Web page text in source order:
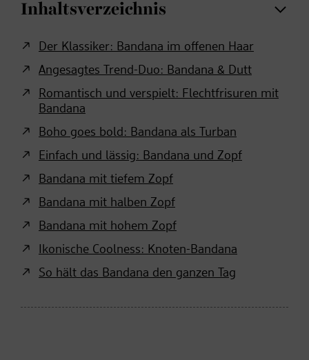
Inhaltsverzeichnis
Der Klassiker: Bandana im offenen Haar
Angesagtes Trend-Duo: Bandana & Dutt
Romantisch und verspielt: Flechtfrisuren mit
Bandana
Boho goes bold: Bandana als Turban
Einfach und lässig: Bandana und Zopf
Bandana mit tiefem Zopf
Bandana mit halben Zopf
Bandana mit hohem Zopf
Ikonische Coolness: Knoten-Bandana
So hält das Bandana den ganzen Tag